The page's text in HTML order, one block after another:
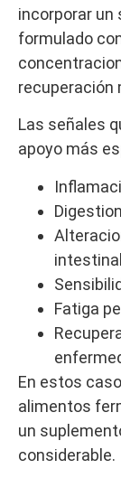
incorporar un
formulado
recuperación
Las señales
apoyo más
Fatiga
En estos
alimentos
un
considerable.